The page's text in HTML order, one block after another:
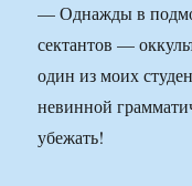
— Однажды в
сектантов —
один из моих
невинной
убежать!